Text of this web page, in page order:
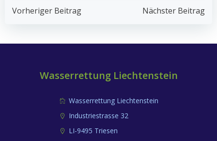
Post
Navigation
Vorheriger Beitrag
Post
Navigation
Nächster Beitrag
Wasserrettung Liechtenstein
Wasserrettung Liechtenstein
Industriestrasse 32
LI-9495 Triesen